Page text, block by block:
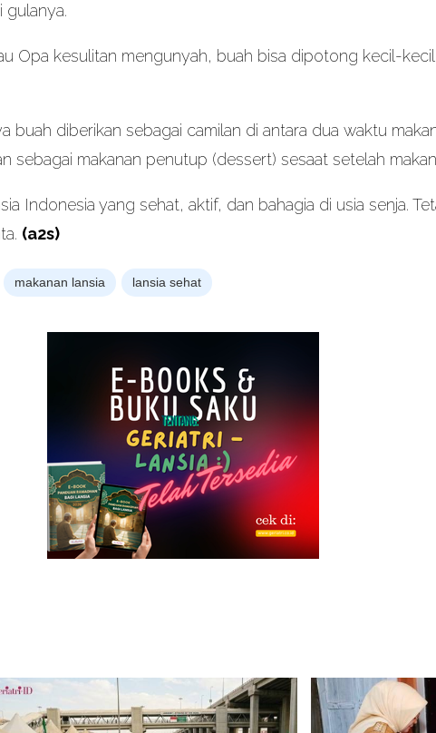
gulanya.
Opa kesulitan mengunyah, buah bisa dipotong kecil-
buah diberikan sebagai camilan di antara dua waktu
sebagai makanan penutup (dessert) sesaat setelah
Indonesia yang sehat, aktif, dan bahagia di usia senja.
(a2s)
makanan lansia lansia sehat